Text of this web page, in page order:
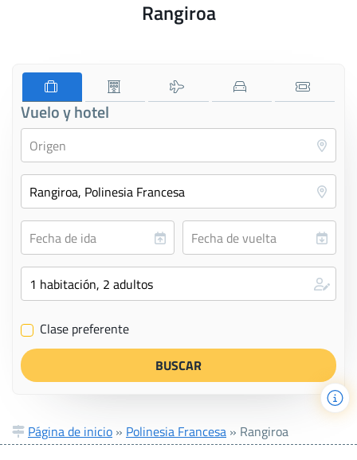
Rangiroa
Vuelo y hotel
✔ Clase preferente
Página de inicio » Polinesia Francesa » Rangiroa